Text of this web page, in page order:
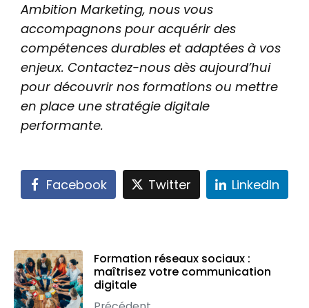
Ambition Marketing, nous vous
accompagnons pour acquérir des
compétences durables et adaptées à vos
enjeux. Contactez-nous dès aujourd’hui
pour découvrir nos formations ou mettre
en place une stratégie digitale
performante.
Facebook Twitter LinkedIn
Formation réseaux sociaux :
maîtrisez votre communication
digitale